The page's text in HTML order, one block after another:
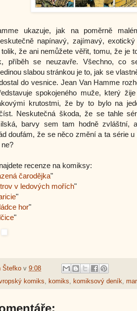
ukazuje, jak na poměrně
napínavý, zajímavý,
že ani nemůžete věřit, tomu, že je
příběh se neuzavře. Všechno, co
slabou stránkou je to, jak se
do vesnice. Jean Van Hamme
spokojeného muže, který
krutostmi, že by to bylo na
Neskutečná škoda, že se tahle
barvy sem tam hodně zvláštní,
doufám, že se něco změní a ta série
recenze na komiksy:
čarodějka"
v ledových mořích"
"
hor"
"
Štefko v 9:08
komiks, komiks, komiksový deník,